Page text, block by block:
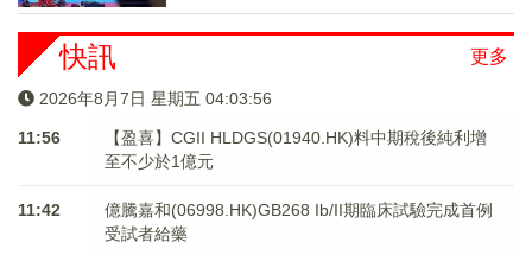
更多
快訊
2026年8月7日 星期五 04:03:57
11:56
【盈喜】CGII HLDGS(01940.HK)料中期稅後純利增
至不少於1億元
11:42
億騰嘉和(06998.HK)GB268 Ib/II期臨床試驗完成首例
受試者給藥